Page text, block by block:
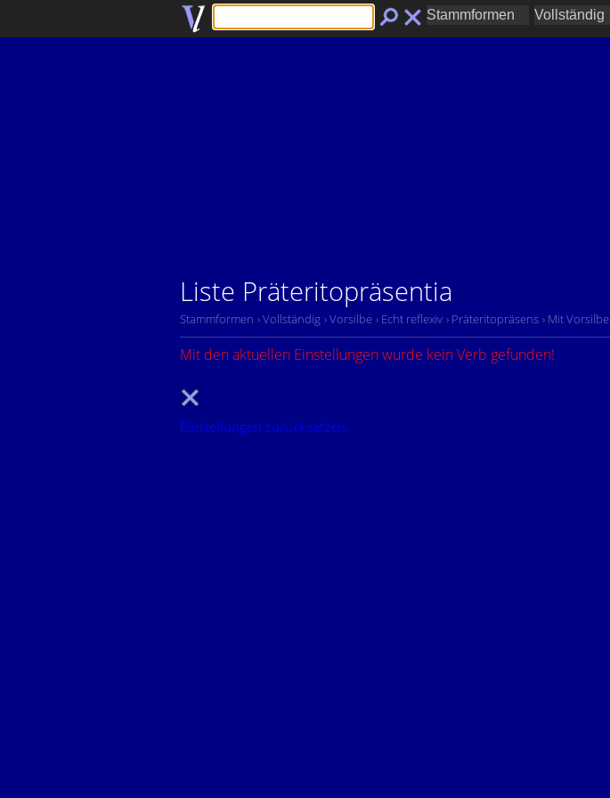
Liste Präteritopräsentia
Stammformen › Vollständig › Vorsilbe › Echt reflexiv › Präteritopräsens › Mit Vorsilbe
Mit den aktuellen Einstellungen wurde kein Verb gefunden!
Einstellungen zurücksetzen.